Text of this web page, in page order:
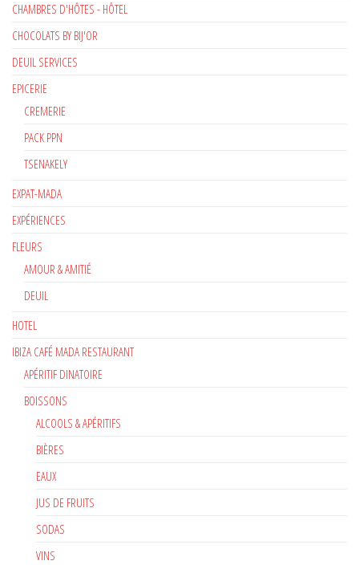
CHAMBRES D'HÔTES - HÔTEL
CHOCOLATS BY BIJ'OR
DEUIL SERVICES
EPICERIE
CREMERIE
PACK PPN
TSENAKELY
EXPAT-MADA
EXPÉRIENCES
FLEURS
AMOUR & AMITIÉ
DEUIL
HOTEL
IBIZA CAFÉ MADA RESTAURANT
APÉRITIF DINATOIRE
BOISSONS
ALCOOLS & APÉRITIFS
BIÈRES
EAUX
JUS DE FRUITS
SODAS
VINS